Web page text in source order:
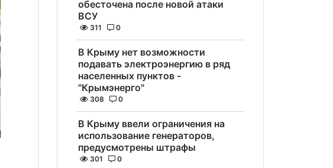
обесточена после новой атаки
ВСУ
311 0
В Крыму нет возможности
подавать электроэнергию в ряд
населенных пунктов -
"Крымэнерго"
308 0
В Крыму ввели ограничения на
использование генераторов,
предусмотрены штрафы
301 0